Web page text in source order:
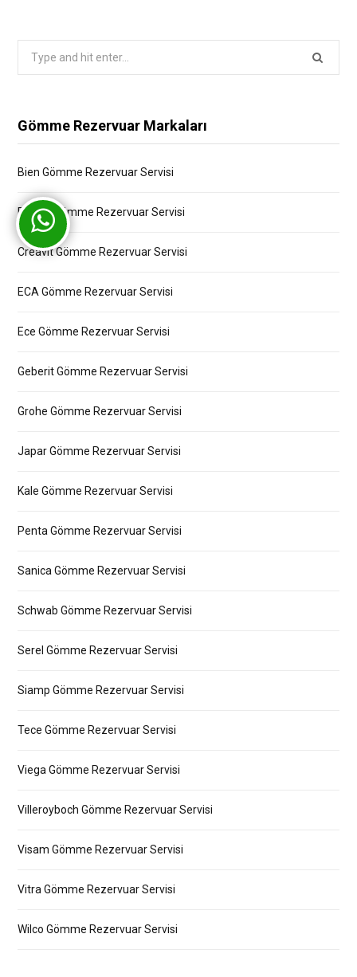
Gömme Rezervuar Markaları
Bien Gömme Rezervuar Servisi
Bocchi Gömme Rezervuar Servisi
Creavit Gömme Rezervuar Servisi
ECA Gömme Rezervuar Servisi
Ece Gömme Rezervuar Servisi
Geberit Gömme Rezervuar Servisi
Grohe Gömme Rezervuar Servisi
Japar Gömme Rezervuar Servisi
Kale Gömme Rezervuar Servisi
Penta Gömme Rezervuar Servisi
Sanica Gömme Rezervuar Servisi
Schwab Gömme Rezervuar Servisi
Serel Gömme Rezervuar Servisi
Siamp Gömme Rezervuar Servisi
Tece Gömme Rezervuar Servisi
Viega Gömme Rezervuar Servisi
Villeroyboch Gömme Rezervuar Servisi
Visam Gömme Rezervuar Servisi
Vitra Gömme Rezervuar Servisi
Wilco Gömme Rezervuar Servisi